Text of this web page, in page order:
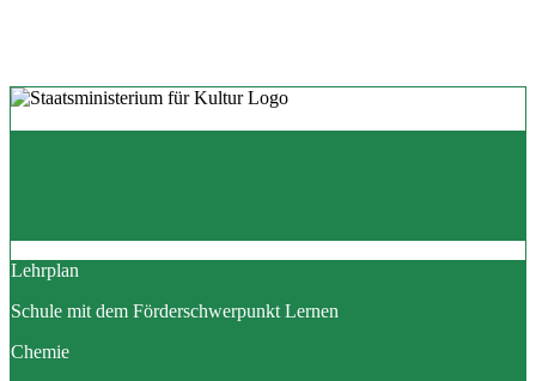
Lehrplan
Schule mit dem Förderschwerpunkt Lernen
Chemie